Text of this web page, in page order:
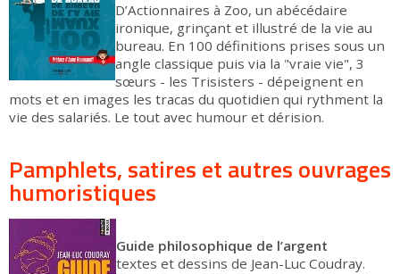
D’Actionnaires à Zoo, un abécédaire
ironique, grinçant et illustré de la vie au
bureau. En 100 définitions prises sous un
angle classique puis via la "vraie vie", 3
sœurs - les Trisisters - dépeignent en
mots et en images les tracas du quotidien qui rythment la
vie des salariés. Le tout avec humour et dérision.
Pamphlets, satires et autres ouvrages
humoristiques
Guide philosophique de l’argent
textes et dessins de Jean-Luc Coudray.